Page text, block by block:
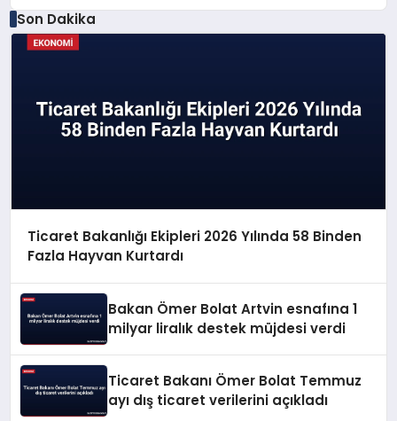
Son Dakika
Ticaret Bakanlığı Ekipleri 2026 Yılında 58 Binden
Fazla Hayvan Kurtardı
Bakan Ömer Bolat Artvin esnafına 1
milyar liralık destek müjdesi verdi
Ticaret Bakanı Ömer Bolat Temmuz
ayı dış ticaret verilerini açıkladı